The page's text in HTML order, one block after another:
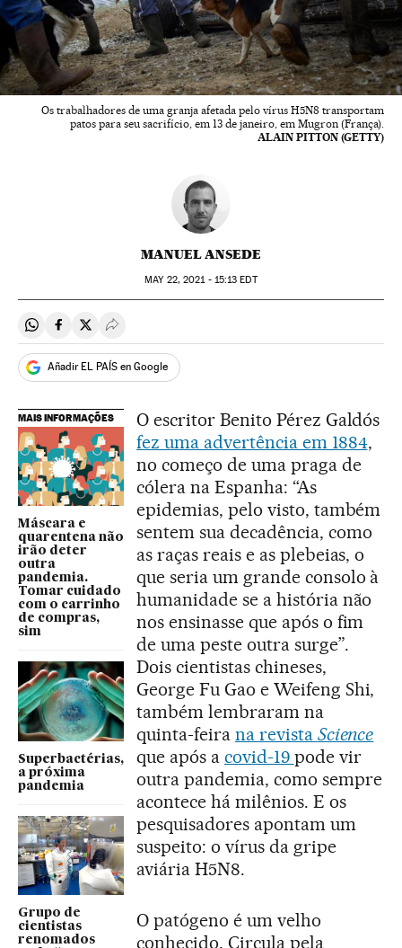
Os trabalhadores de uma granja afetada pelo vírus H5N8 transportam
patos para seu sacrifício, em 13 de janeiro, em Mugron (França).
ALAIN PITTON (GETTY)
MANUEL ANSEDE
MAY22, 2021 - 15:13 EDT
Compartir en Whatsapp
Compartir en Facebook
Compartir en Twitter
Desplegar Redes Sociales
Añadir EL PAÍS en Google
MAIS INFORMAÇÕES
Máscara e
quarentena não
irão deter
outra
pandemia.
Tomar cuidado
com o carrinho
de compras,
sim
Superbactérias,
a próxima
pandemia
Grupo de
cientistas
renomados
O escritor Benito Pérez Galdós
fez uma advertência em 1884,
no começo de uma praga de
cólera na Espanha: “As
epidemias, pelo visto, também
sentem sua decadência, como
as raças reais e as plebeias, o
que seria um grande consolo à
humanidade se a história não
nos ensinasse que após o fim
de uma peste outra surge”.
Dois cientistas chineses,
George Fu Gao e Weifeng Shi,
também lembraram na
quinta-feira na revista Science
que após a covid-19 pode vir
outra pandemia, como sempre
acontece há milênios. E os
pesquisadores apontam um
suspeito: o vírus da gripe
aviária H5N8.
O patógeno é um velho
conhecido. Circula pela